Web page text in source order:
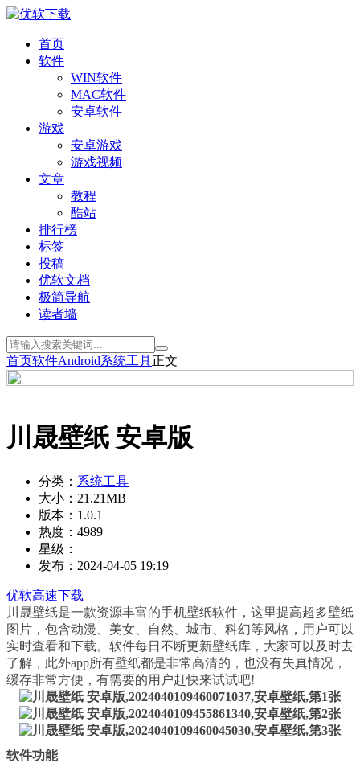
首页
软件
WIN软件
MAC软件
安卓软件
游戏
安卓游戏
游戏视频
文章
教程
酷站
排行榜
标签
投稿
优软文档
极简导航
读者墙
首页软件Android系统工具正文
川晟壁纸 安卓版
分类： 系统工具
大小： 21.21MB
版本： 1.0.1
热度： 4989
星级：
发布： 2024-04-05 19:19
优软高速下载
川晟壁纸是一款资源丰富的手机壁纸软件，这里提高超多壁纸
图片，包含动漫、美女、自然、城市、科幻等风格，用户可以
实时查看和下载。软件每日不断更新壁纸库，大家可以及时去
了解，此外app所有壁纸都是非常高清的，也没有失真情况，
缓存非常方便，有需要的用户赶快来试试吧!
软件功能